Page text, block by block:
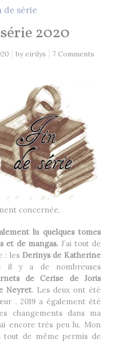
1 Comment
1
De
and
de série
2020
byeirilys 7 Comments
concernée.
lu quelques tomes
et de mangas.J’ai tout de
: les Derinys de Katherine
il y a de nombreuses
de Cerise de Joris
Neyret. Les deux ont été
. 2019 a également été
changements dans ma
encore très peu lu. Mon
tout de même permis de